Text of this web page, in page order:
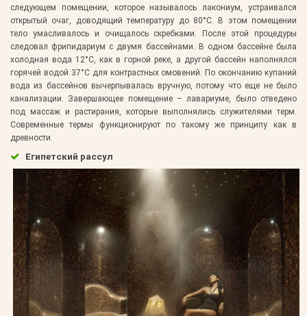
следующем помещении, которое называлось лакониум, устраивался
открытый очаг, доводящий температуру до 80°С. В этом помещении
тело умасливалось и очищалось скребками. После этой процедуры
следовал фрипидариум с двумя бассейнами. В одном бассейне была
холодная вода 12°С, как в горной реке, а другой бассейн наполнялся
горячей водой 37°С для контрастных омовений. По окончанию купаний
вода из бассейнов вычерпывалась вручную, потому что еще не было
канализации. Завершающее помещение – лавариуме, было отведено
под массаж и растирания, которые выполнялись служителями терм.
Современные термы функционируют по такому же принципу как в
древности.
Египетский рассул